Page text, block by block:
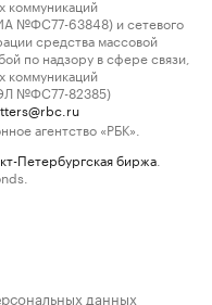
коммуникаций
№ФС77-63848) и сетевого
средства массовой
по надзору в сфере связи,
коммуникаций
№ФС77-82385)
агентство «РБК».
Петербургская биржа
данных